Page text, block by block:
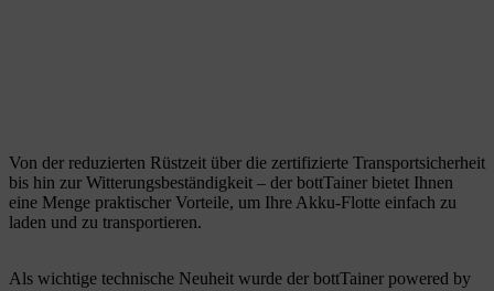
Von der reduzierten Rüstzeit über die zertifizierte Transportsicherheit
bis hin zur Witterungsbeständigkeit – der bottTainer bietet Ihnen
eine Menge praktischer Vorteile, um Ihre Akku-Flotte einfach zu
laden und zu transportieren.
Als wichtige technische Neuheit wurde der bottTainer powered by